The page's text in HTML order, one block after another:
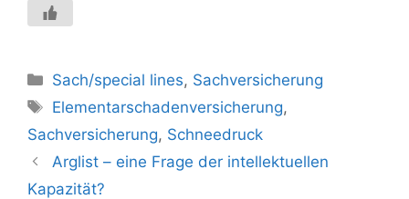
Kategorien
Sach/special lines, Sachversicherung
Schlagwörter
Elementarschadenversicherung,
Sachversicherung, Schneedruck
Arglist – eine Frage der intellektuellen
Kapazität?